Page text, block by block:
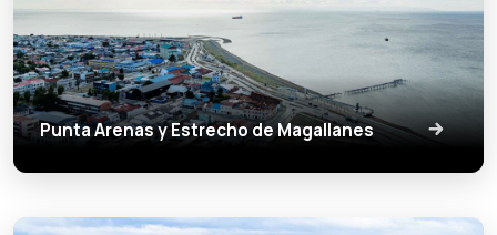
Punta Arenas y Estrecho de Magallanes